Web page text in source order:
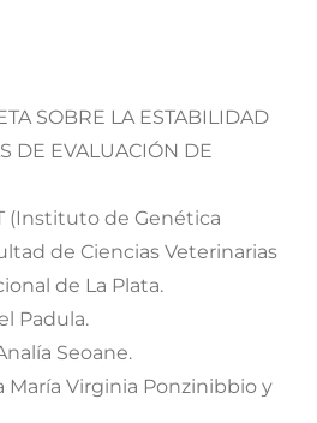
(Instituto de Genética
de Ciencias Veterinarias
de La Plata.
Padula.
Seoane.
María Virginia Ponzinibbio y